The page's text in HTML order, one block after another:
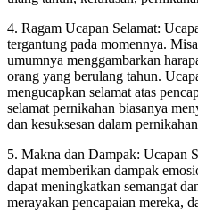
4. Ragam Ucapan Selamat:
tergantung pada momennya.
umumnya menggambarkan
orang yang berulang tahun.
mengucapkan selamat atas
selamat pernikahan biasanya
dan kesuksesan dalam
5. Makna dan Dampak: Ucapan
dapat memberikan dampak
dapat meningkatkan semangat
merayakan pencapaian mereka,